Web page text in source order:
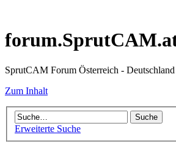
SprutCAM Forum Österreich -
Zum Inhalt
Erweiterte Suche